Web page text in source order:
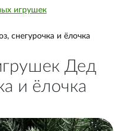
игрушек
снегурочка и ёлочка
Дед
и ёлочка